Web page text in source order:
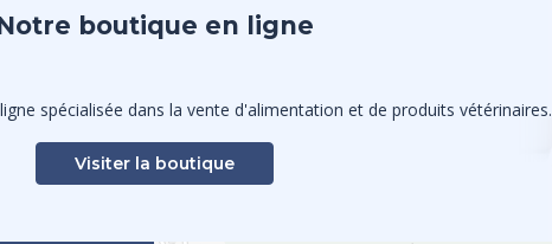
boutique en ligne
spécialisée dans la vente d'alimentation et de produits vétérinaires.
Visiter la boutique